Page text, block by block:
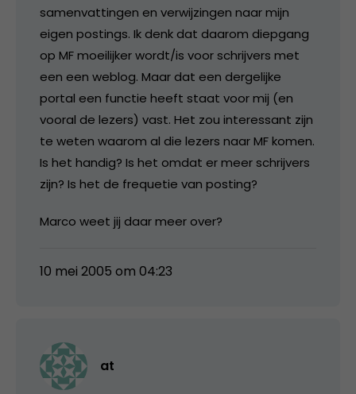
samenvattingen en verwijzingen naar mijn
eigen postings. Ik denk dat daarom diepgang
op MF moeilijker wordt/is voor schrijvers met
een een weblog. Maar dat een dergelijke
portal een functie heeft staat voor mij (en
vooral de lezers) vast. Het zou interessant zijn
te weten waarom al die lezers naar MF komen.
Is het handig? Is het omdat er meer schrijvers
zijn? Is het de frequetie van posting?
Marco weet jij daar meer over?
10 mei 2005 om 04:23
at